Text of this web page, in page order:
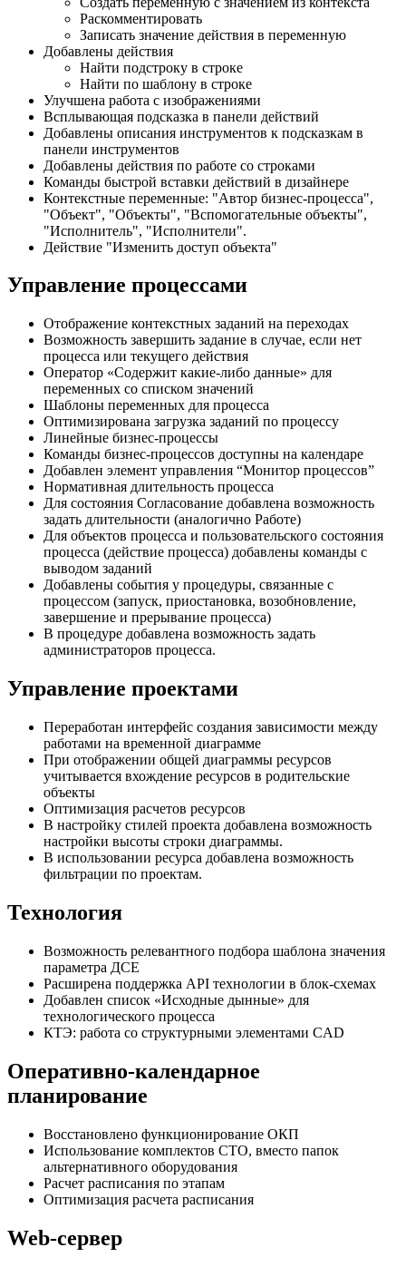
Раскомментировать
Записать значение действия в переменную
Добавлены действия
Найти подстроку в строке
Найти по шаблону в строке
Улучшена работа с изображениями
Всплывающая подсказка в панели действий
Добавлены описания инструментов к подсказкам в
панели инструментов
Добавлены действия по работе со строками
Команды быстрой вставки действий в дизайнере
Контекстные переменные: "Автор бизнес-процесса",
"Объект", "Объекты", "Вспомогательные объекты",
"Исполнитель", "Исполнители".
Действие "Изменить доступ объекта"
Управление процессами
Отображение контекстных заданий на переходах
Возможность завершить задание в случае, если нет
процесса или текущего действия
Оператор «Содержит какие-либо данные» для
переменных со списком значений
Шаблоны переменных для процесса
Оптимизирована загрузка заданий по процессу
Линейные бизнес-процессы
Команды бизнес-процессов доступны на календаре
Добавлен элемент управления “Монитор процессов”
Нормативная длительность процесса
Для состояния Согласование добавлена возможность
задать длительности (аналогично Работе)
Для объектов процесса и пользовательского состояния
процесса (действие процесса) добавлены команды с
выводом заданий
Добавлены события у процедуры, связанные с
процессом (запуск, приостановка, возобновление,
завершение и прерывание процесса)
В процедуре добавлена возможность задать
администраторов процесса.
Управление проектами
Переработан интерфейс создания зависимости между
работами на временной диаграмме
При отображении общей диаграммы ресурсов
учитывается вхождение ресурсов в родительские
объекты
Оптимизация расчетов ресурсов
В настройку стилей проекта добавлена возможность
настройки высоты строки диаграммы.
В использовании ресурса добавлена возможность
фильтрации по проектам.
Технология
Возможность релевантного подбора шаблона значения
параметра ДСЕ
Расширена поддержка API технологии в блок-схемах
Добавлен список «Исходные дынные» для
технологического процесса
КТЭ: работа со структурными элементами CAD
Оперативно-календарное
планирование
Восстановлено функционирование ОКП
Использование комплектов СТО, вместо папок
альтернативного оборудования
Расчет расписания по этапам
Оптимизация расчета расписания
Web-сервер